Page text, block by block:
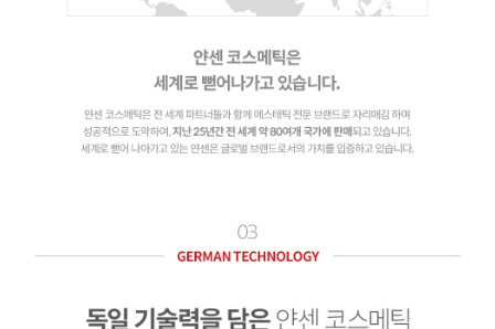
이코 라이프 하